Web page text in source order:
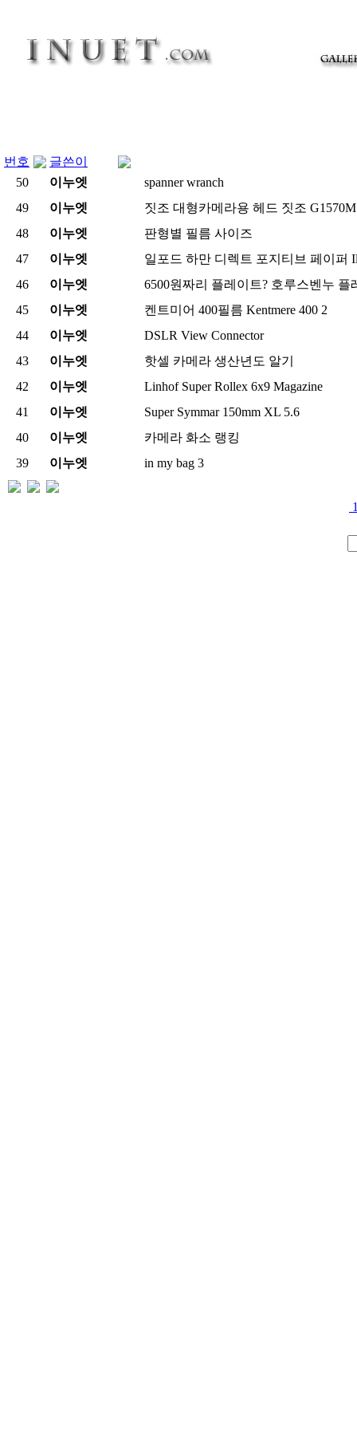
번호
글쓴이
50
이누엣
spanner wranch
49
이누엣
짓조 대형카메라용 헤드 짓조
48
이누엣
판형별 필름 사이즈
47
이누엣
일포드 하만 디렉트 포지티브 페이퍼
46
이누엣
6500원짜리 플레이트? 호루스벤누 플
45
이누엣 켄트미어 400필름 Kentmere 400 2
44
이누엣
DSLR View Connector
43
이누엣
핫셀 카메라 생산년도 알기
42
이누엣
Linhof Super Rollex 6x9 Magazine
41
이누엣
Super Symmar 150mm XL 5.6
40
이누엣
카메라 화소 랭킹
39
이누엣 in my bag 3